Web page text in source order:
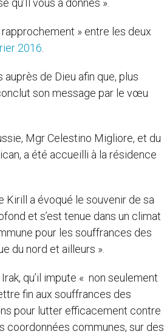
vous a donnés ».
» entre les deux
2016
de Dieu afin que, plus
son message par le vœu
Mgr Celestino Migliore, et du
a été accueilli à la résidence
a évoqué le souvenir de sa
et s’est tenue dans un climat
pour les souffrances des
du nord et ailleurs ».
qu’il impute « non seulement
fin aux souffrances des
pour lutter efficacement contre
coordonnées communes, sur des